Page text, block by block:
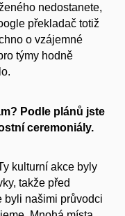
nedostanete,
překladač totiž
o vzájemné
týmy hodně
Podle plánů jste
ceremoniály.
kulturní akce byly
takže před
byli našimi průvodci